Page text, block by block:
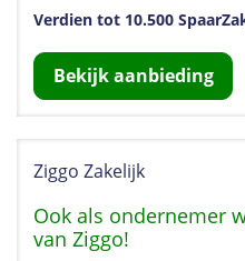
Verdien tot 10.500
Bekijk aanbieding
Ziggo Zakelijk
Ook als ondernemer
van Ziggo!